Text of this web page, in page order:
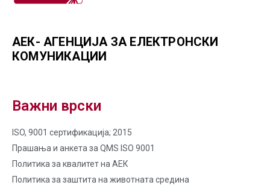
АЕК- АГЕНЦИЈА ЗА ЕЛЕКТРОНСКИ
КОМУНИКАЦИИ
Важни врски
ISO, 9001 сертификација; 2015
Прашања и анкета за QMS ISO 9001
Политика за квалитет на AЕК
Политика за заштита на животната средина